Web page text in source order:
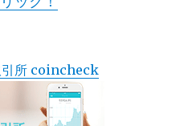
引所 coincheck